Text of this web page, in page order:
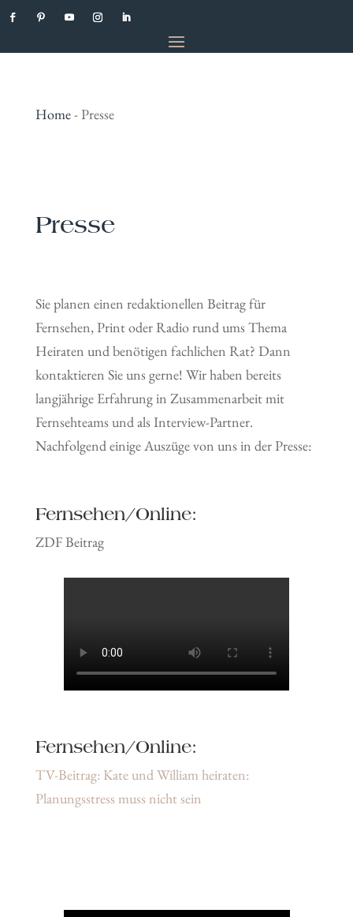
Home-Presse
Presse
Sie planen einen redaktionellen Beitrag für
Fernsehen, Print oder Radio rund ums Thema
Heiraten und benötigen fachlichen Rat? Dann
kontaktieren Sie uns gerne! Wir haben bereits
langjährige Erfahrung in Zusammenarbeit mit
Fernsehteams und als Interview-Partner.
Nachfolgend einige Auszüge von uns in der Presse:
Fernsehen/Online:
ZDF Beitrag
Fernsehen/Online:
TV-Beitrag: Kate und William heiraten:
Planungsstress muss nicht sein